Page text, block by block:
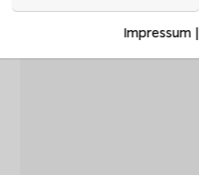
Impressum|